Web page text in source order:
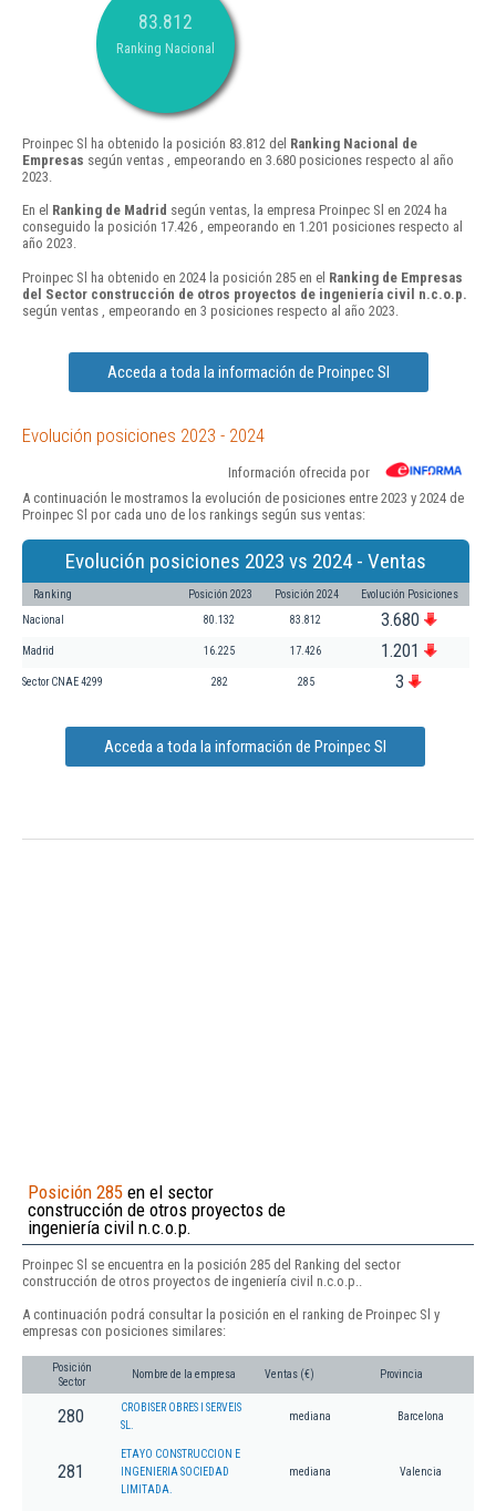
83.812
Ranking Nacional
Proinpec Sl ha obtenido la posición 83.812 del Ranking Nacional de
Empresas según ventas , empeorando en 3.680 posiciones respecto al año
2023.
En el Ranking de Madrid según ventas, la empresa Proinpec Sl en 2024 ha
conseguido la posición 17.426 , empeorando en 1.201 posiciones respecto al
año 2023.
Proinpec Sl ha obtenido en 2024 la posición 285 en el Ranking de Empresas
del Sector construcción de otros proyectos de ingeniería civil n.c.o.p.
según ventas , empeorando en 3 posiciones respecto al año 2023.
Acceda a toda la información de Proinpec Sl
Evolución posiciones 2023 - 2024
Información ofrecida por
A continuación le mostramos la evolución de posiciones entre 2023 y 2024 de
Proinpec Sl por cada uno de los rankings según sus ventas:
Evolución posiciones 2023 vs 2024 - Ventas
Ranking Posición 2023 Posición 2024 Evolución Posiciones
Nacional 80.132 83.812 3.680
Madrid 16.225 17.426 1.201
Sector CNAE 4299 282 285 3
Acceda a toda la información de Proinpec Sl
Posición 285 en el sector
construcción de otros proyectos de
ingeniería civil n.c.o.p.
Proinpec Sl se encuentra en la posición 285 del Ranking del sector
construcción de otros proyectos de ingeniería civil n.c.o.p..
A continuación podrá consultar la posición en el ranking de Proinpec Sl y
empresas con posiciones similares:
Posición
Sector
Nombre de la empresa Ventas (€) Provincia
280
CROBISER OBRES I SERVEIS
SL.
mediana Barcelona
281
ETAYO CONSTRUCCION E
INGENIERIA SOCIEDAD
LIMITADA.
mediana Valencia